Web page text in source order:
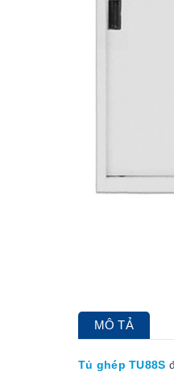
MÔ TẢ
Tủ ghép TU88S